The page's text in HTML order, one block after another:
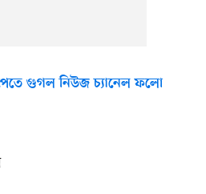
গুগল নিউজ চ্যানেল ফলো